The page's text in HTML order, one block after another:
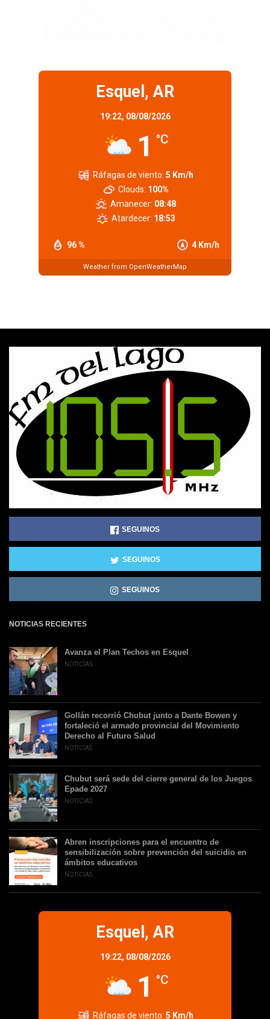
Esquel, AR
19:22, 08/08/2026
1 °C
96 % 4 Km/h
Ráfagas de viento: 5 Km/h
Clouds: 100%
Amanecer: 08:48
Atardecer: 18:53
Weather from OpenWeatherMap
SEGUINOS
SEGUINOS
SEGUINOS
NOTICIAS RECIENTES
Avanza el Plan Techos en Esquel
NOTICIAS
Gollán recorrió Chubut junto a Dante Bowen y
fortaleció el armado provincial del Movimiento
Derecho al Futuro Salud
NOTICIAS
Chubut será sede del cierre general de los Juegos
Epade 2027
NOTICIAS
Abren inscripciones para el encuentro de
sensibilización sobre prevención del suicidio en
ámbitos educativos
NOTICIAS
Esquel, AR
19:22, 08/08/2026
1 °C
Ráfagas de viento: 5 Km/h